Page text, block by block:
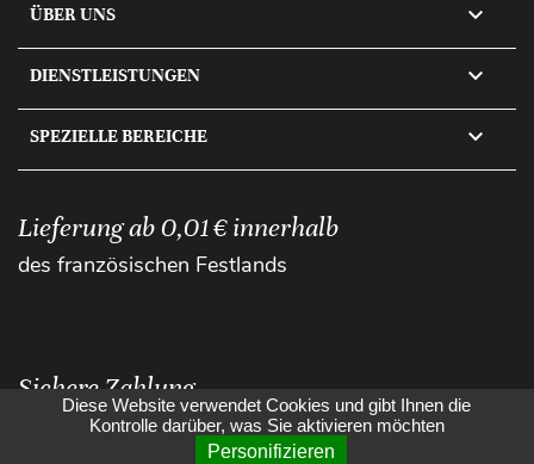
ÜBER UNS 
DIENSTLEISTUNGEN 
SPEZIELLE BEREICHE 
Lieferung ab 0,01 € innerhalb
des französischen Festlands
Sichere Zahlung
Diese Website verwendet Cookies und gibt Ihnen die
Kontrolle darüber, was Sie aktivieren möchten
Personifizieren